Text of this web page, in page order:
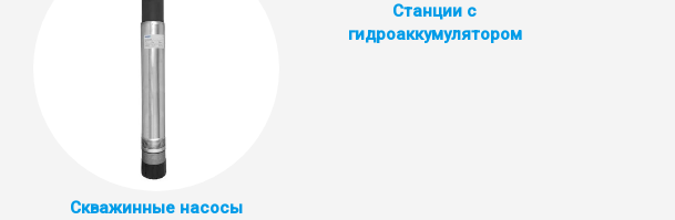
Cкважинные насосы
Cтанции с
гидроаккумулятором